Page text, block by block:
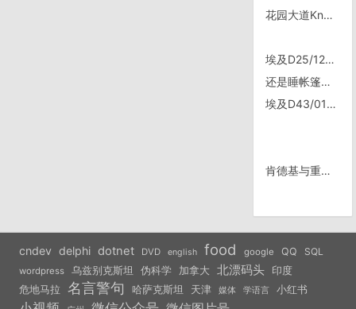
花园大道Knysna ㊀
埃及D25/1224，亚历山大
还是睡帐篷舒服，还是骑车时不累
埃及D43/0111，每个要回家的背包客都是将被瓜分的土财主
肯德基与重庆天气
cndev delphi dotnet DVD english food google QQ SQL
wordpress 乌兹别克斯坦 伪科学 加拿大 北漂码头 印度
危地马拉 名言警句 哈萨克斯坦 天津 媒体 学语言 小红书